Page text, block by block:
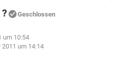
TIKTOK
TIKTOK
STREAMING
INSTAGRAM
STREAMING
Geschlossen
um 10:54
2011 um 14:14